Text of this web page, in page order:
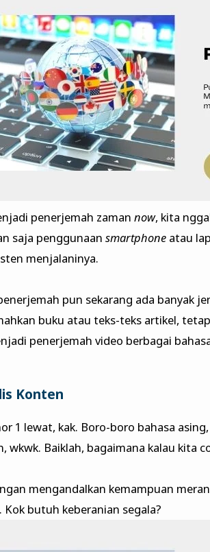
penerjemah zaman now, kita
saja penggunaan smartphone atau
menjalaninya.
pun sekarang ada banyak
buku atau teks-teks artikel,
penerjemah video berbagai
Konten
1 lewat, kak. Boro-boro bahasa
wkwk. Baiklah, bagaimana kalau kita
mengandalkan kemampuan
Kok butuh keberanian segala?